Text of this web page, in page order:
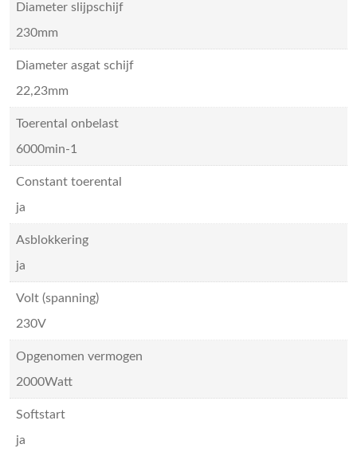
Diameter slijpschijf
230mm
Diameter asgat schijf
22,23mm
Toerental onbelast
6000min-1
Constant toerental
ja
Asblokkering
ja
Volt (spanning)
230V
Opgenomen vermogen
2000Watt
Softstart
ja